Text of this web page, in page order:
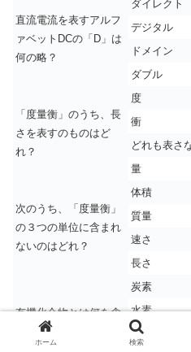
直流電流を表すアルフ
ァベットDCの「D」は
何の略？
ダイレクト
デジタル
ドメイン
ダブル
「度量衡」のうち、長
さを表すのものはど
れ？
度
衝
どれも表さ
量
次のうち、「度量衡」
の３つの単位に含まれ
ないのはどれ？
体積
質量
速さ
長さ
有機化合物とは何を含
む化合物のこと？
炭素
水素
窒素
ホーム 検索